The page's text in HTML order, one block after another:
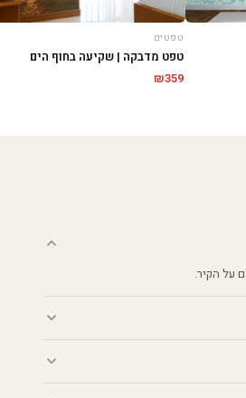
טפטים
טפט מדבקה | שקיעה בחוף הים
₪359